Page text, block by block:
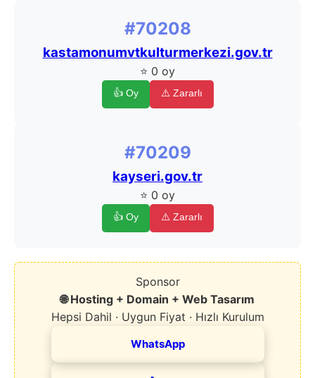
#70208
kastamonumvtkulturmerkezi.gov.tr
⭐ 0 oy
👍 Oy ⚠️ Zararlı
#70209
kayseri.gov.tr
⭐ 0 oy
👍 Oy ⚠️ Zararlı
Sponsor
🌐 Hosting + Domain + Web Tasarım
Hepsi Dahil · Uygun Fiyat · Hızlı Kurulum
WhatsApp